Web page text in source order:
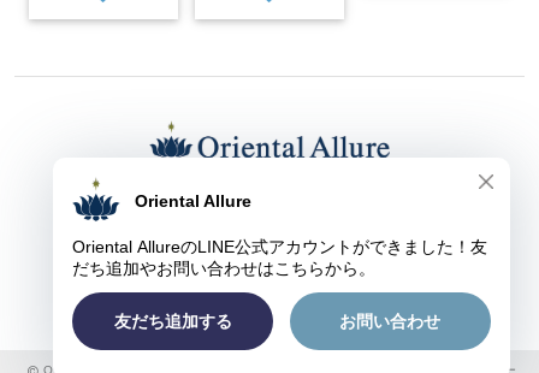
東京都渋谷区上原１-３-９ オリエンタル アルーア
E-mail：
kaori@oriental-allure.com
Oriental Allure ヨガウェア&グッズのオンラインショップ | プライバシーポリシー